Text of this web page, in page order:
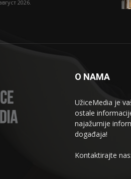
2026.
O NAMA
UžiceMedia je
ostale
najažurnije
događaja!
Kontaktirajte nas: